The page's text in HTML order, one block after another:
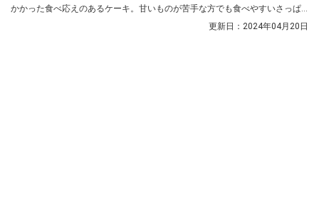
かかった食べ応えのあるケーキ。甘いものが苦手な方でも食べやすいさっぱ
りした甘さなので、老若男女から愛されている一皿です。今回はそんなスタ
更新日： 2024年04月20日